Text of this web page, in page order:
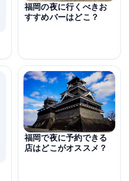
福岡の夜に行くべきお
すすめバーはどこ？
福岡で夜に予約できる
店はどこがオススメ？